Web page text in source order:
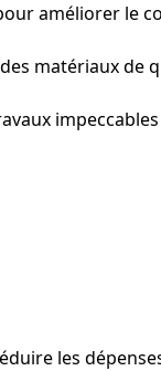
améliorer le
matériaux de
les